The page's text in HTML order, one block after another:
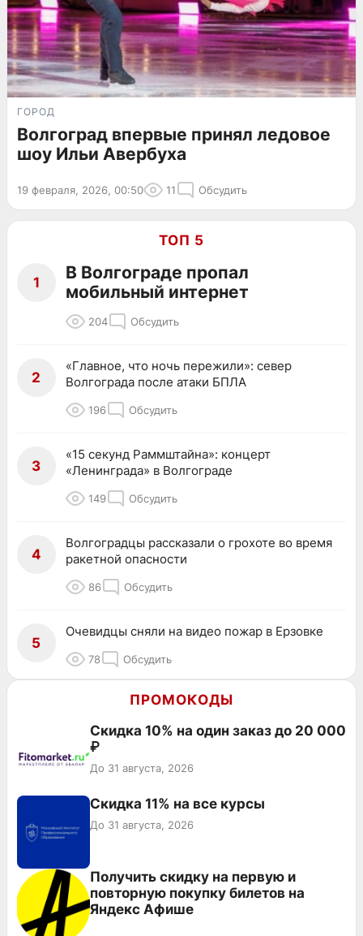
ГОРОД
Волгоград впервые принял ледовое
шоу Ильи Авербуха
19 февраля, 2026, 00:50 11 Обсудить
ТОП 5
1
В Волгограде пропал
мобильный интернет
204 Обсудить
2
«Главное, что ночь пережили»: север
Волгограда после атаки БПЛА
196 Обсудить
3
«15 секунд Раммштайна»: концерт
«Ленинграда» в Волгограде
149 Обсудить
4
Волгоградцы рассказали о грохоте во время
ракетной опасности
86 Обсудить
5
Очевидцы сняли на видео пожар в Ерзовке
78 Обсудить
ПРОМОКОДЫ
Скидка 10% на один заказ до 20 000
₽
До 31 августа, 2026
Скидка 11% на все курсы
До 31 августа, 2026
Получить скидку на первую и
повторную покупку билетов на
Яндекс Афише